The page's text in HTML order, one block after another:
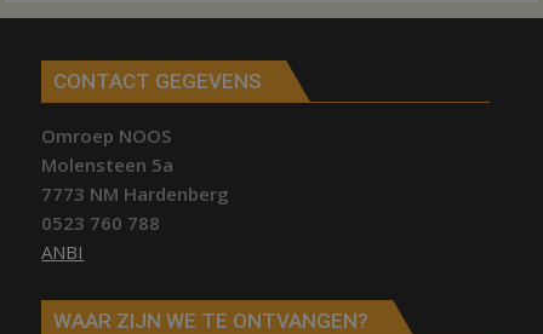
CONTACT GEGEVENS
Omroep NOOS
Molensteen 5a
7773 NM Hardenberg
0523 760 788
ANBI
WAAR ZIJN WE TE ONTVANGEN?